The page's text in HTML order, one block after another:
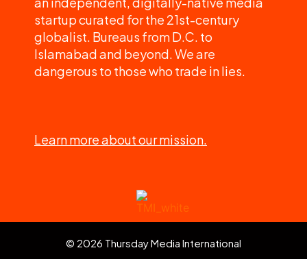
startup curated for the 21st-century
globalist. Bureaus from D.C. to
Islamabad and beyond. We are
dangerous to those who trade in lies.
Learn more about our mission.
© 2026 Thursday Media International